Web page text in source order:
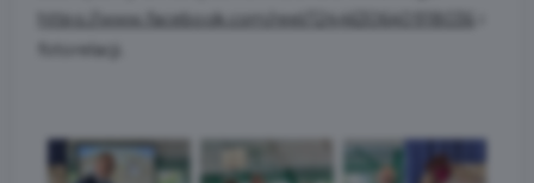
https://www.facebook.com/reel/1244630640918036
fotorelacji.